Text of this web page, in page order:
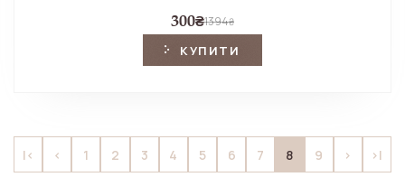
300₴1394₴
КУПИТИ
|< < 1 2 3 4 5 6 7 8 9 > >|